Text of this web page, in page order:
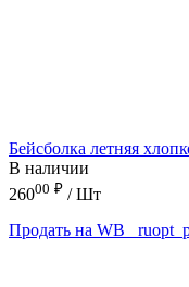
Бейсболка летняя
В наличии
26000 ₽ / Шт
Продать на WB